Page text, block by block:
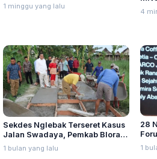
Bintang Ditetapkan Ahli Waris
Lina Jubaedah
1 minggu yang lalu
di
4
Sekdes Nglebak Terseret Kasus
Jalan Swadaya, Pemkab Blora
Sebut Pendampingan Hukum
Bukan Kewenangannya
1 bulan yang lalu
28
1